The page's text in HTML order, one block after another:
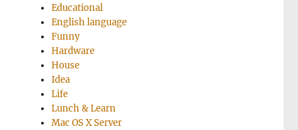
Educational
English language
Funny
Hardware
House
Idea
Life
Lunch & Learn
Mac OS X Server